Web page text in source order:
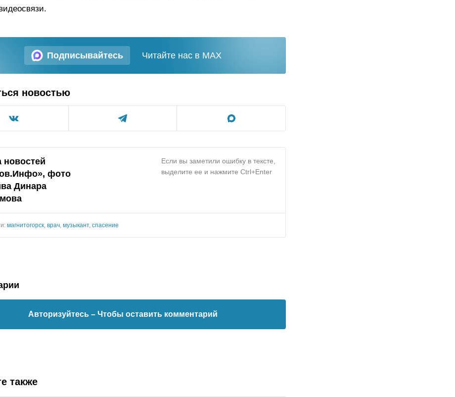
Подписывайтесь Читайте нас в MAX
новостью
новостей
фото
Динара
Если вы заметили ошибку в тексте,
выделите ее и нажмите Ctrl+Enter
магнитогорск, врач, музыкант, спасение
Авторизуйтесь – Чтобы оставить комментарий
также